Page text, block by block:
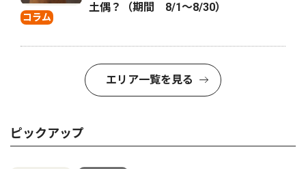
コラム
土偶？（期間 8/1〜8/30）
エリア一覧を見る
ピックアップ